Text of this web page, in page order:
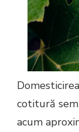
cotitură
acum